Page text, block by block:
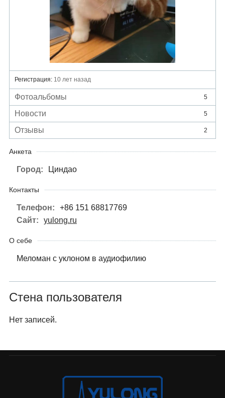
Регистрация:10 лет назад
Фотоальбомы 5
Новости 5
Отзывы 2
Анкета
Город: Циндао
Контакты
Телефон:
+86 151 68817769
Сайт:
yulong.ru
О себе
Меломан с уклоном в аудиофилию
Стена пользователя
Нет записей.